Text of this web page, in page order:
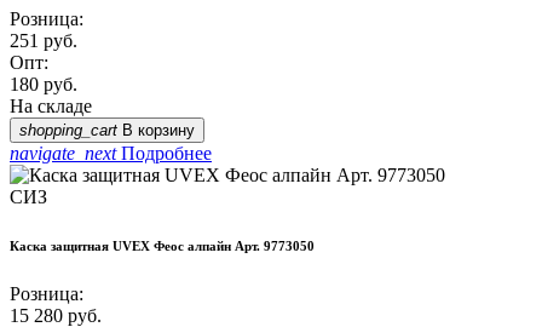
Розница:
251 руб.
Опт:
180 руб.
На складе
shopping_cart В корзину
navigate_nextПодробнее
СИЗ
Каска защитная UVEX Феос алпайн Арт. 9773050
Розница:
15 280 руб.